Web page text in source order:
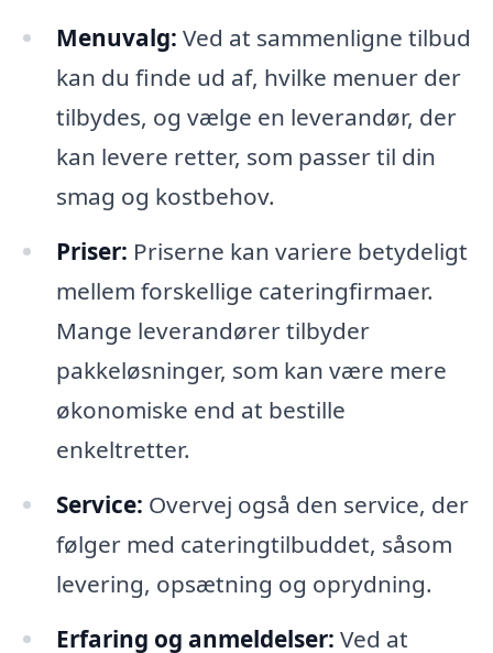
Menuvalg: Ved at sammenligne tilbud
kan du finde ud af, hvilke menuer der
tilbydes, og vælge en leverandør, der
kan levere retter, som passer til din
smag og kostbehov.
Priser: Priserne kan variere betydeligt
mellem forskellige cateringfirmaer.
Mange leverandører tilbyder
pakkeløsninger, som kan være mere
økonomiske end at bestille
enkeltretter.
Service: Overvej også den service, der
følger med cateringtilbuddet, såsom
levering, opsætning og oprydning.
Erfaring og anmeldelser: Ved at